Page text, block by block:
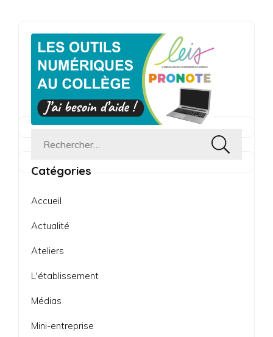
Rechercher :
Catégories
Accueil
Actualité
Ateliers
L'établissement
Médias
Mini-entreprise